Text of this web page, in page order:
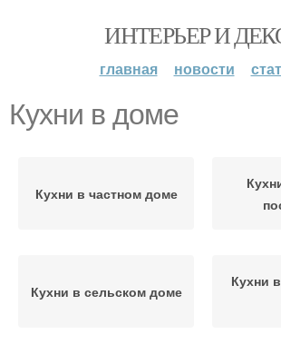
ИНТЕРЬЕР И
главная новости
Кухни в доме
Кухни в частном доме
Кухни в сельском доме
Кухни